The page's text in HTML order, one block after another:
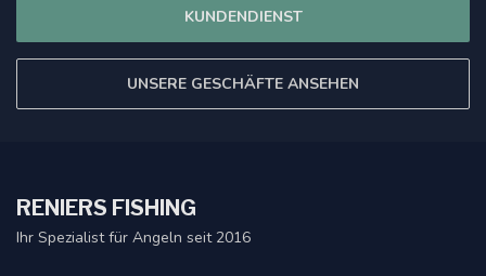
KUNDENDIENST
UNSERE GESCHÄFTE ANSEHEN
RENIERS FISHING
Ihr Spezialist für Angeln seit 2016